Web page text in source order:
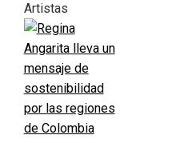
Artistas